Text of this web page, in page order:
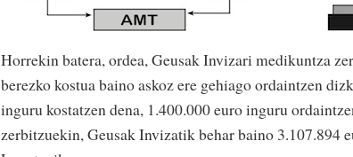
Horrekin batera, ordea, Geusak Invizari medikuntza
berezko kostua baino askoz ere gehiago ordaintzen
inguru kostatzen dena, 1.400.000 euro inguru
zerbitzuekin, Geusak Invizatik behar baino 3.107.894